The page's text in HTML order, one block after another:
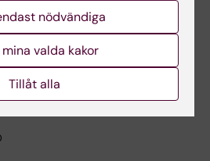
Cellbiologi
nödvändiga
valda kakor
Tillåt alla